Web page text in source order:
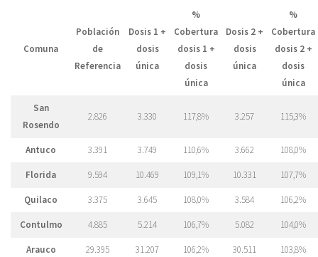
Comuna
Población
de
Referencia
Dosis 1 +
dosis
única
%
Cobertura
dosis 1 +
dosis
única
Dosis 2 +
dosis
única
%
Cobertura
dosis 2 +
dosis
única
San
Rosendo
2.826 3.330 117,8% 3.257 115,3%
Antuco 3.391 3.749 110,6% 3.662 108,0%
Florida 9.594 10.469 109,1% 10.331 107,7%
Quilaco 3.375 3.645 108,0% 3.584 106,2%
Contulmo 4.885 5.214 106,7% 5.082 104,0%
Arauco 29.395 31.207 106,2% 30.511 103,8%